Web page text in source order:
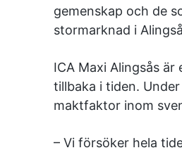
gemenskap och de
stormarknad i
ICA Maxi Alingsås
tillbaka i tiden.
maktfaktor inom
– Vi försöker hela